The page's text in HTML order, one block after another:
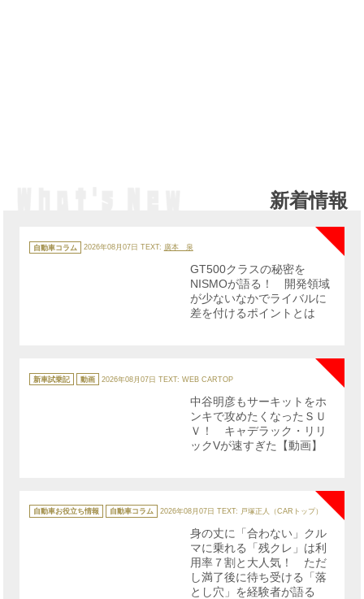
新着情報
テ
ゴ
自動車コラム 2026年08月07日 TEXT: 廣本 泉
NEW
GT500クラスの秘密を
NISMOが語る！ 開発領域
が少ないなかでライバルに
差を付けるポイントとは
テ
ゴ
新車試乗記 動画 2026年08月07日 TEXT: WEB CARTOP
中谷明彦もサーキットをホ
ンキで攻めたくなったＳＵ
Ｖ！ キャデラック・リリ
ックVが速すぎた【動画】
テ
ゴ
自動車お役立ち情報 自動車コラム 2026年08月07日 TEXT: 戸塚正人（CARトップ）
身の丈に「合わない」クル
マに乗れる「残クレ」は利
用率７割と大人気！ ただ
し満了後に待ち受ける「落
とし穴」を経験者が語る